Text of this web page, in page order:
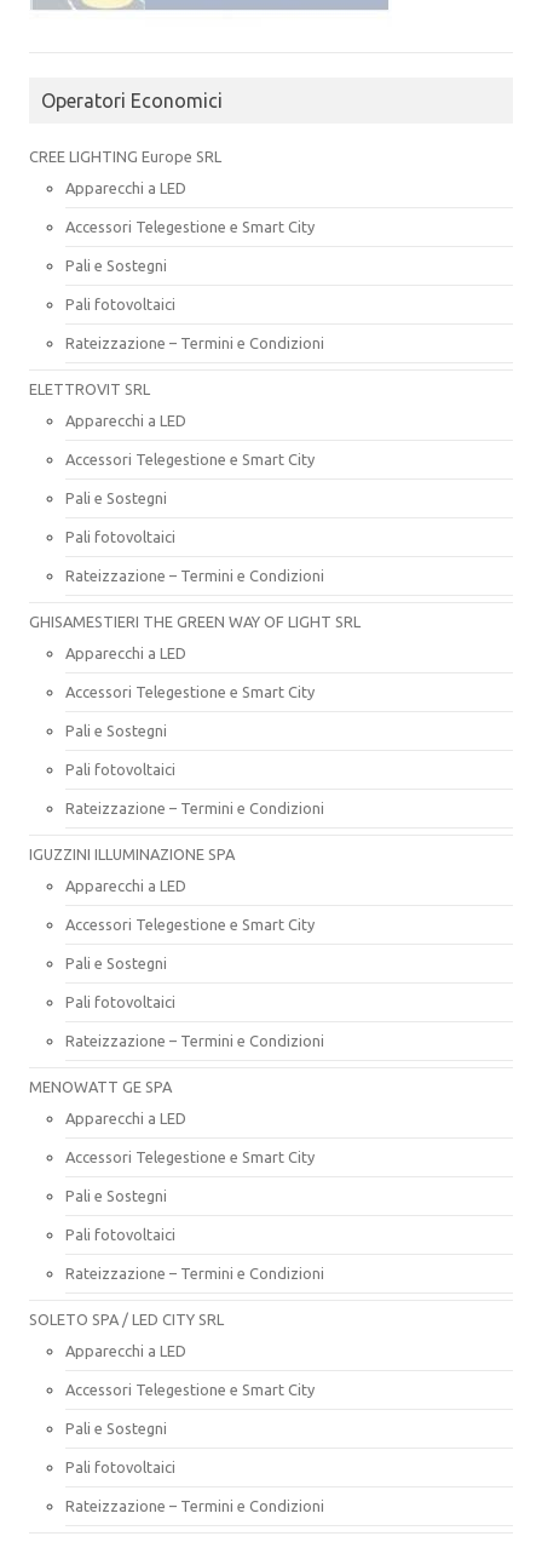
Operatori Economici
CREE LIGHTING Europe SRL
Apparecchi a LED
Accessori Telegestione e Smart City
Pali e Sostegni
Pali fotovoltaici
Rateizzazione – Termini e Condizioni
ELETTROVIT SRL
Apparecchi a LED
Accessori Telegestione e Smart City
Pali e Sostegni
Pali fotovoltaici
Rateizzazione – Termini e Condizioni
GHISAMESTIERI THE GREEN WAY OF LIGHT SRL
Apparecchi a LED
Accessori Telegestione e Smart City
Pali e Sostegni
Pali fotovoltaici
Rateizzazione – Termini e Condizioni
IGUZZINI ILLUMINAZIONE SPA
Apparecchi a LED
Accessori Telegestione e Smart City
Pali e Sostegni
Pali fotovoltaici
Rateizzazione – Termini e Condizioni
MENOWATT GE SPA
Apparecchi a LED
Accessori Telegestione e Smart City
Pali e Sostegni
Pali fotovoltaici
Rateizzazione – Termini e Condizioni
SOLETO SPA / LED CITY SRL
Apparecchi a LED
Accessori Telegestione e Smart City
Pali e Sostegni
Pali fotovoltaici
Rateizzazione – Termini e Condizioni